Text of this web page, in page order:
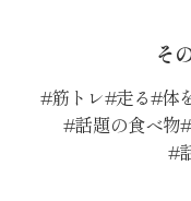
そ
筋トレ 走る 体
話題の食べ物